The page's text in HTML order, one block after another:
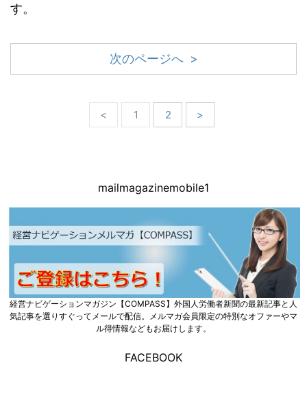
す。
次のページへ >
< 1 2 >
mailmagazinemobile1
経営ナビゲーションマガジン【COMPASS】外国人労働者新聞の最新記事と人
気記事を選りすぐってメールで配信。メルマガ会員限定の特別なオファーやマ
ル得情報などもお届けします。
FACEBOOK